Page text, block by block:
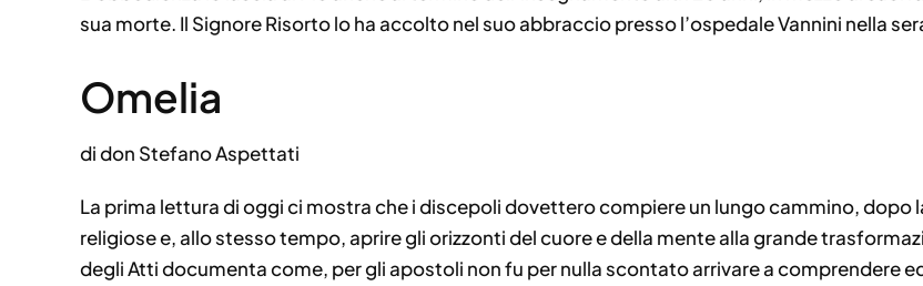
sua morte. Il Signore Risorto lo ha accolto nel suo abbraccio presso l’ospedale Vannini nella
Omelia
di don Stefano Aspettati
La prima lettura di oggi ci mostra che i discepoli dovettero compiere un lungo cammino, dopo
religiose e, allo stesso tempo, aprire gli orizzonti del cuore e della mente alla grande
degli Atti documenta come, per gli apostoli non fu per nulla scontato arrivare a comprendere